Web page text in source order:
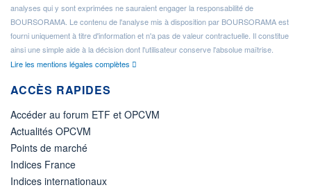
analyses qui y sont exprimées ne sauraient engager la responsabilité de
BOURSORAMA. Le contenu de l'analyse mis à disposition par BOURSORAMA est
fourni uniquement à titre d'information et n'a pas de valeur contractuelle. Il constitue
ainsi une simple aide à la décision dont l'utilisateur conserve l'absolue maîtrise.
Lire les mentions légales complètes
ACCÈS RAPIDES
Accéder au forum ETF et OPCVM
Actualités OPCVM
Points de marché
Indices France
Indices internationaux